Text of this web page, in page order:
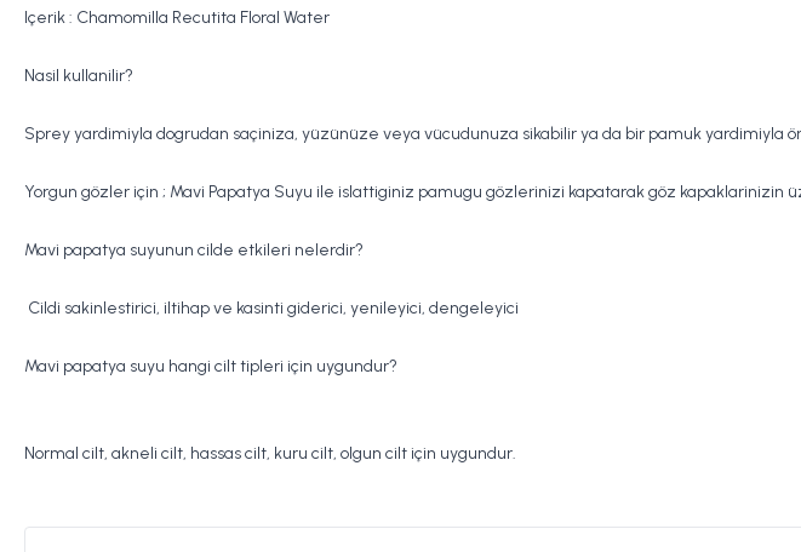
Içerik : Chamomilla Recutita Floral Water
Nasil kullanilir?
Sprey yardimiyla dogrudan saçiniza, yüzünüze veya vücudunuza sikabilir ya da bir pamuk yardimiyla
Yorgun gözler için ; Mavi Papatya Suyu ile islattiginiz pamugu gözlerinizi kapatarak göz kapaklarinizin
Mavi papatya suyunun cilde etkileri nelerdir?
Cildi sakinlestirici, iltihap ve kasinti giderici, yenileyici, dengeleyici
Mavi papatya suyu hangi cilt tipleri için uygundur?
Normal cilt, akneli cilt, hassas cilt, kuru cilt, olgun cilt için uygundur.